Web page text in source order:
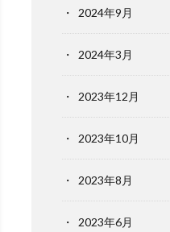
2024年9月
2024年3月
2023年12月
2023年10月
2023年8月
2023年6月